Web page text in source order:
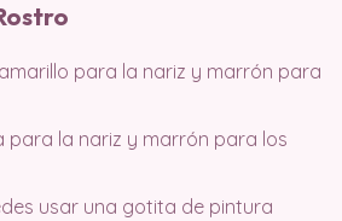
para la nariz y marrón para
para la nariz y marrón para los
usar una gotita de pintura